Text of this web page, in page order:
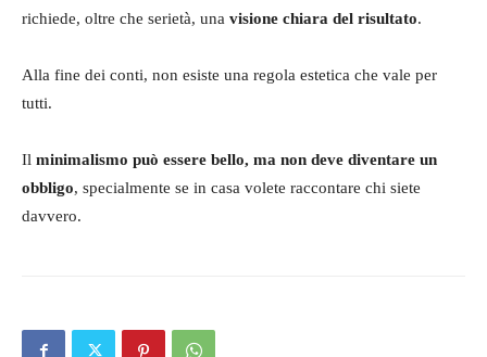
richiede, oltre che serietà, una visione chiara del risultato.
Alla fine dei conti, non esiste una regola estetica che vale per
tutti.
Il minimalismo può essere bello, ma non deve diventare un
obbligo, specialmente se in casa volete raccontare chi siete
davvero.